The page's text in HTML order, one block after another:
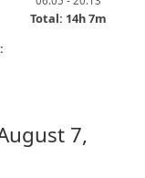
Total: 14h 7m
7,